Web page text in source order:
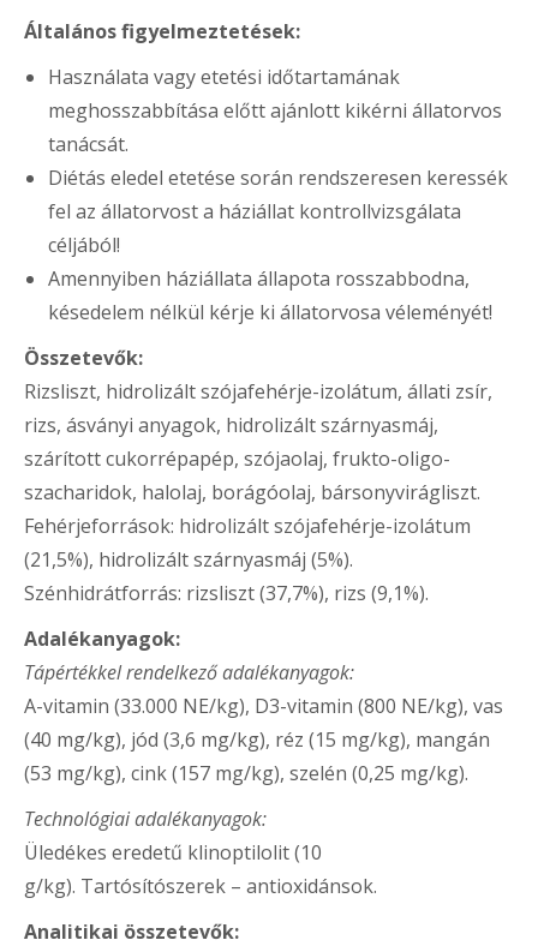
Általános figyelmeztetések:
Használata vagy etetési időtartamának
meghosszabbítása előtt ajánlott kikérni állatorvos
tanácsát.
Diétás eledel etetése során rendszeresen keressék
fel az állatorvost a háziállat kontrollvizsgálata
céljából!
Amennyiben háziállata állapota rosszabbodna,
késedelem nélkül kérje ki állatorvosa véleményét!
Összetevők:
Rizsliszt, hidrolizált szójafehérje-izolátum, állati zsír,
rizs, ásványi anyagok, hidrolizált szárnyasmáj,
szárított cukorrépapép, szójaolaj, frukto-oligo-
szacharidok, halolaj, borágóolaj, bársonyvirágliszt.
Fehérjeforrások: hidrolizált szójafehérje-izolátum
(21,5%), hidrolizált szárnyasmáj (5%).
Szénhidrátforrás: rizsliszt (37,7%), rizs (9,1%).
Adalékanyagok:
Tápértékkel rendelkező adalékanyagok:
A-vitamin (33.000 NE/kg), D3-vitamin (800 NE/kg), vas
(40 mg/kg), jód (3,6 mg/kg), réz (15 mg/kg), mangán
(53 mg/kg), cink (157 mg/kg), szelén (0,25 mg/kg).
Technológiai adalékanyagok:
Üledékes eredetű klinoptilolit (10
g/kg). Tartósítószerek – antioxidánsok.
Analitikai összetevők: